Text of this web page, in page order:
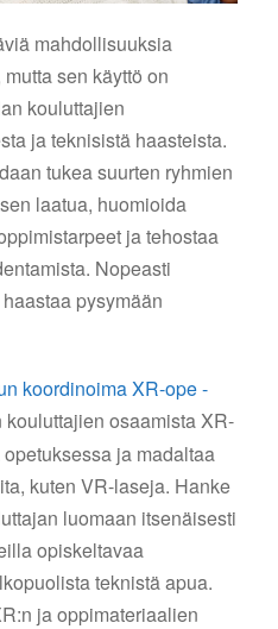
mahdollisuuksia
sen käyttö on
kouluttajien
ja teknisistä haasteista.
tukea suurten ryhmien
laatua, huomioida
ja tehostaa
Nopeasti
pysymään
koordinoima XR-ope -
osaamista XR-
ja madaltaa
kuten VR-laseja. Hanke
luomaan itsenäisesti
opiskeltavaa
teknistä apua.
ja oppimateriaalien